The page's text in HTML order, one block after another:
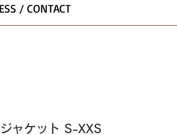
/ CONTACT
ャケット S-XXS